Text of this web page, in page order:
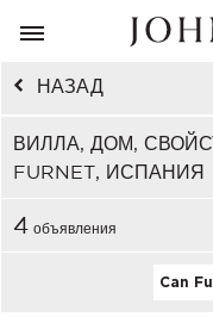
НАЗАД
ВИЛЛА, ДОМ,
FURNET, ИСПАНИЯ
4 объявления
Can